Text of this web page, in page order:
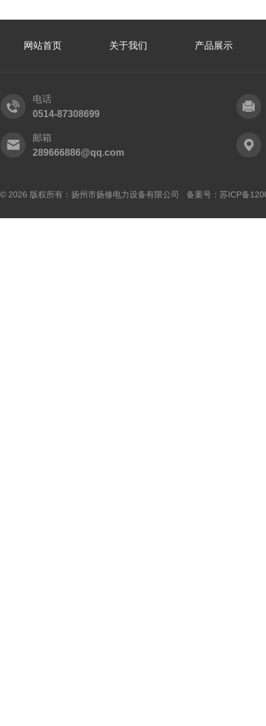
网站首页 关于我们 产品展示
电话
0514-87308699
邮箱
289666886@qq.com
© 2026 版权所有：扬州市扬修电力设备有限公司 备案号： 苏ICP备